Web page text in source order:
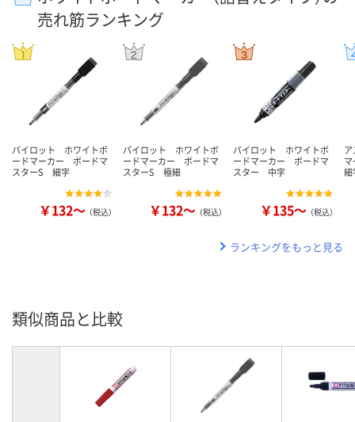
売れ筋ランキング
パイロット ホワイトボ
ードマーカー ボードマ
スターS 細字
￥132～ （税込）
パイロット ホワイトボ
ードマーカー ボードマ
スターS 極細
￥132～ （税込）
パイロット ホワイトボ
ードマーカー ボードマ
スター 中字
￥135～ （税込）
細
ランキングをもっと見る
類似商品と比較